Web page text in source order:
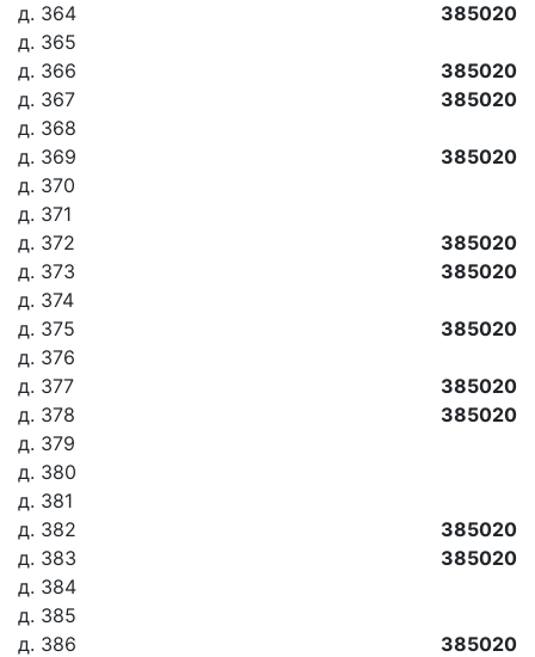
д. 364
385020
д. 365
д. 366
385020
д. 367
385020
д. 368
д. 369
385020
д. 370
д. 371
д. 372
385020
д. 373
385020
д. 374
д. 375
385020
д. 376
д. 377
385020
д. 378
385020
д. 379
д. 380
д. 381
д. 382
385020
д. 383
385020
д. 384
д. 385
д. 386
385020